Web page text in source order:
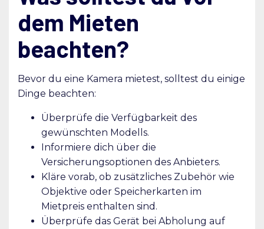
dem Mieten
beachten?
Bevor du eine Kamera mietest, solltest du einige
Dinge beachten:
Überprüfe die Verfügbarkeit des
gewünschten Modells.
Informiere dich über die
Versicherungsoptionen des Anbieters.
Kläre vorab, ob zusätzliches Zubehör wie
Objektive oder Speicherkarten im
Mietpreis enthalten sind.
Überprüfe das Gerät bei Abholung auf